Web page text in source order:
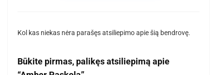
Kol kas niekas nėra parašęs atsiliepimo apie šią bendrovę.
Būkite pirmas, palikęs atsiliepimą apie